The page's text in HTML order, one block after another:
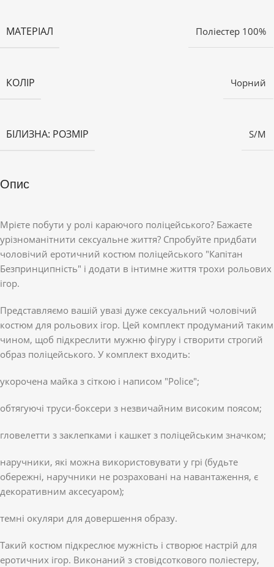
МАТЕРІАЛ Поліестер 100%
КОЛІР Чорний
БІЛИЗНА: РОЗМІР S/M
Опис
Мрієте побути у ролі караючого поліцейського? Бажаєте
урізноманітнити сексуальне життя? Спробуйте придбати
чоловічий еротичний костюм поліцейського "Капітан
Безпринципність" і додати в інтимне життя трохи рольових
ігор.
Представляємо вашій увазі дуже сексуальний чоловічий
костюм для рольових ігор. Цей комплект продуманий таким
чином, щоб підкреслити мужню фігуру і створити строгий
образ поліцейського. У комплект входить:
укорочена майка з сіткою і написом "Police";
обтягуючі труси-боксери з незвичайним високим поясом;
гловелетти з заклепками і кашкет з поліцейським значком;
наручники, які можна використовувати у грі (будьте
обережні, наручники не розраховані на навантаження, є
декоративним аксесуаром);
темні окуляри для довершення образу.
Такий костюм підкреслює мужність і створює настрій для
еротичних ігор. Виконаний з стовідсоткового поліестеру,